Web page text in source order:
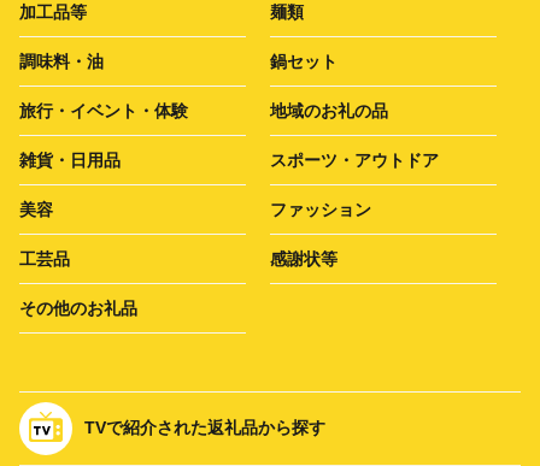
加工品等 麺類
調味料・油 鍋セット
旅行・イベント・体験 地域のお礼の品
雑貨・日用品 スポーツ・アウトドア
美容 ファッション
工芸品 感謝状等
その他のお礼品
TVで紹介された返礼品から探す